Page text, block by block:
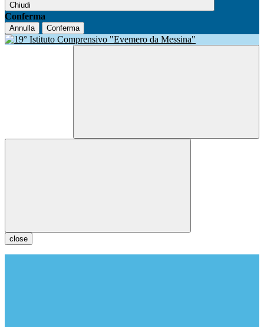
Chiudi
Conferma
Annulla Conferma
close